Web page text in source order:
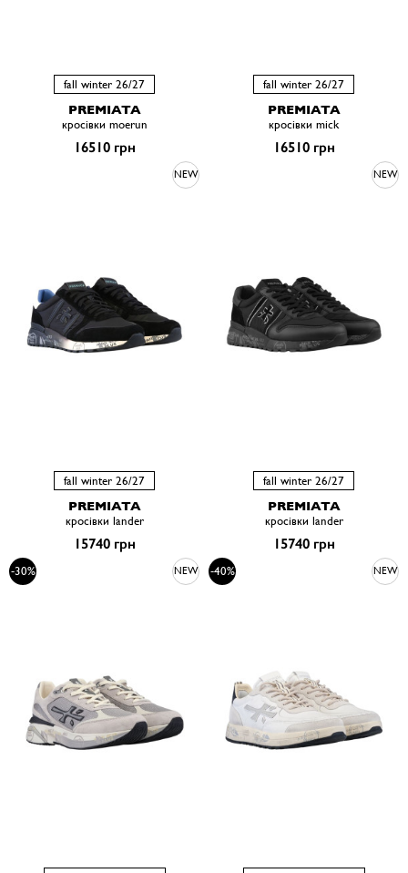
fall winter 26/27
PREMIATA
кросівки moerun
16510 грн
fall winter 26/27
PREMIATA
кросівки mick
16510 грн
NEW
fall winter 26/27
PREMIATA
кросівки lander
15740 грн
NEW
fall winter 26/27
PREMIATA
кросівки lander
15740 грн
-30% NEW -40% NEW